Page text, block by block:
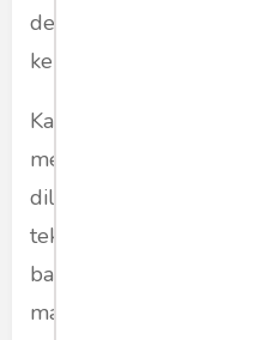
dengan ketika alat
kenthongan di pos ronda.
Kalau Dewan Pers
melindungi pers, pers
dilindunginya di abad
teknologi komunikasi
bahwa semua anggota
masyarakat?